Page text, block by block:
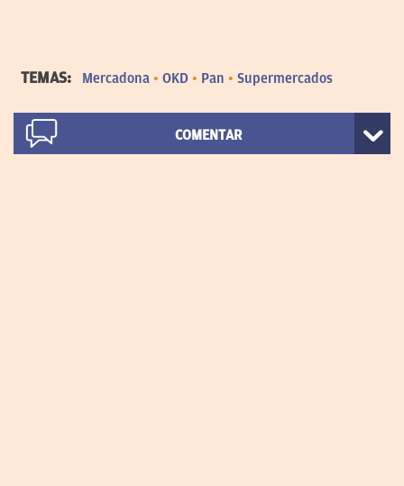
TEMAS: Mercadona OKD Pan Supermercados
COMENTAR